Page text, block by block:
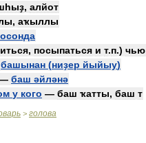
, алйот
, аҡыллы
осонда
, посыпаться и т.п.) чью
башынан (ниҙер йыйыу)
баш әйләнә
у кого — баш ҡатты, баш т
> голова